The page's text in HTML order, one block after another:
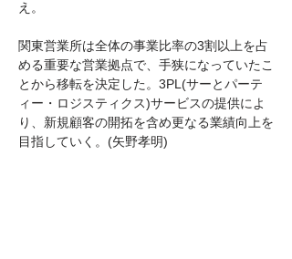
え。
関東営業所は全体の事業比率の3割以上を占
める重要な営業拠点で、手狭になっていたこ
とから移転を決定した。3PL(サーとパーテ
ィー・ロジスティクス)サービスの提供によ
り、新規顧客の開拓を含め更なる業績向上を
目指していく。(矢野孝明)